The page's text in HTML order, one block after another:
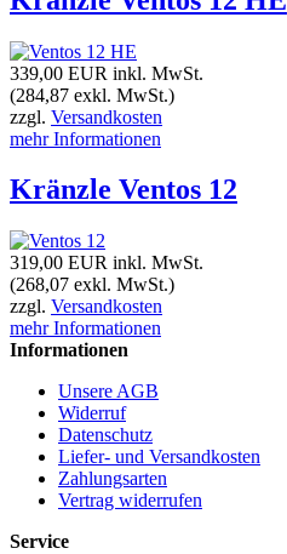
339,00 EUR inkl. MwSt.
(284,87 exkl. MwSt.)
zzgl. Versandkosten
mehr Informationen
Kränzle Ventos 12
319,00 EUR inkl. MwSt.
(268,07 exkl. MwSt.)
zzgl. Versandkosten
mehr Informationen
Informationen
Unsere AGB
Widerruf
Datenschutz
Liefer- und Versandkosten
Zahlungsarten
Vertrag widerrufen
Service